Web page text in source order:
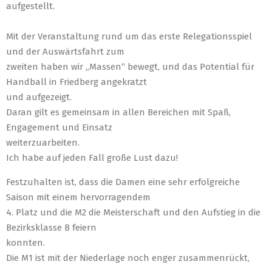
aufgestellt.
Mit der Veranstaltung rund um das erste Relegationsspiel
und der Auswärtsfahrt zum
zweiten haben wir „Massen“ bewegt, und das Potential für
Handball in Friedberg angekratzt
und aufgezeigt.
Daran gilt es gemeinsam in allen Bereichen mit Spaß,
Engagement und Einsatz
weiterzuarbeiten.
Ich habe auf jeden Fall große Lust dazu!
Festzuhalten ist, dass die Damen eine sehr erfolgreiche
Saison mit einem hervorragendem
4. Platz und die M2 die Meisterschaft und den Aufstieg in die
Bezirksklasse B feiern
konnten.
Die M1 ist mit der Niederlage noch enger zusammenrückt,